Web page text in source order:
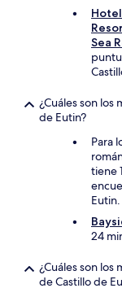
Sea
¿Cuáles son los
de Eutin?
Para
tiene
Eutin.
24
¿Cuáles son
de Castillo de